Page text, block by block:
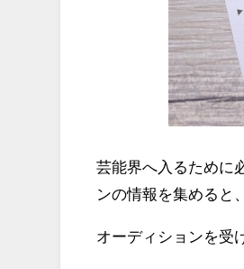
芸能界へ入るために
ンの情報を集めると
オーディションを受